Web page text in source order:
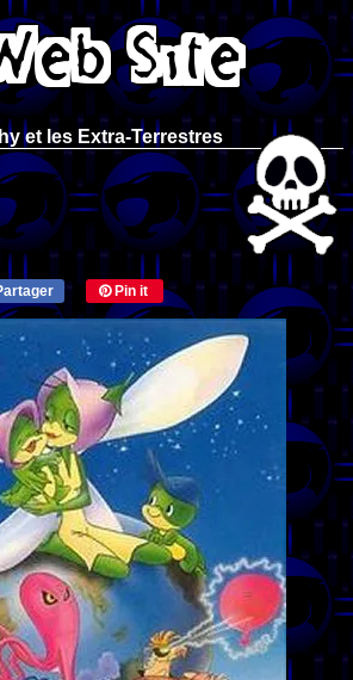
et les Extra-Terrestres
Pin it